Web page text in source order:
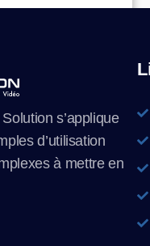
s’applique
d’utilisation
à mettre en